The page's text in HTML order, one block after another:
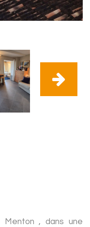
Menton , dans une